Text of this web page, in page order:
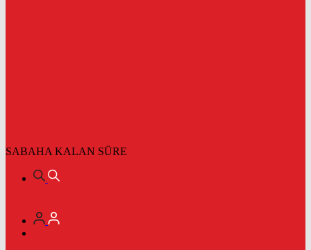
SABAHA KALAN SÜRE